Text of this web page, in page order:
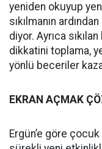
yeniden okuyup
sıkılmanın
diyor. Ayrıca
dikkatini toplama,
yönlü beceriler
EKRAN AÇMAK
Ergün’e göre çocuk